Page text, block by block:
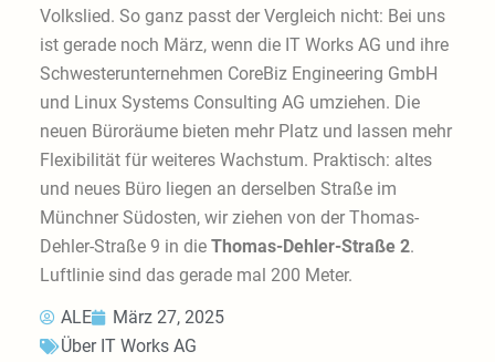
Volkslied. So ganz passt der Vergleich nicht: Bei uns
ist gerade noch März, wenn die IT Works AG und ihre
Schwesterunternehmen CoreBiz Engineering GmbH
und Linux Systems Consulting AG umziehen. Die
neuen Büroräume bieten mehr Platz und lassen mehr
Flexibilität für weiteres Wachstum. Praktisch: altes
und neues Büro liegen an derselben Straße im
Münchner Südosten, wir ziehen von der Thomas-
Dehler-Straße 9 in die Thomas-Dehler-Straße 2.
Luftlinie sind das gerade mal 200 Meter.
ALE
März 27, 2025
Über IT Works AG